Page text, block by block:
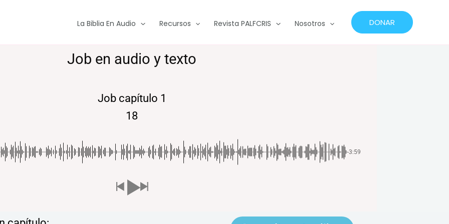
La Biblia En Audio Recursos Revista PALFCRIS Nosotros DONAR
Job en audio y texto
Job capítulo 1
18
-3:59